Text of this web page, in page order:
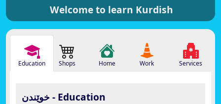
Welcome to learn Kurdish
Education Shops Home Work Services
خوێندن - Education